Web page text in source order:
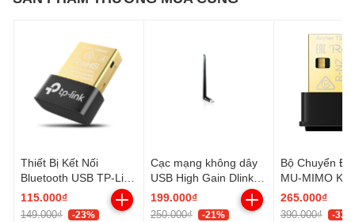
Thiết Bị Kết Nối
Bluetooth USB TP-Link
UB400
115.000₫
149.000₫ -23%
Cạc mạng không dây
USB High Gain Dlink
DWA-172
199.000₫
250.000₫ -21%
Bộ Chuyển
MU-MIMO
Nano AC1300
Archer T3U
265.000₫
390.000₫ -33%